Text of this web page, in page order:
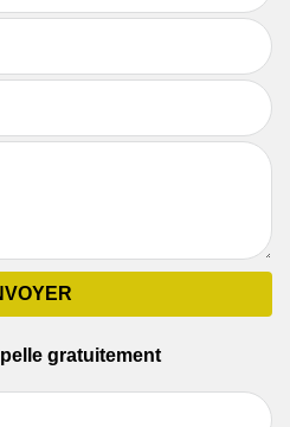
gratuitement